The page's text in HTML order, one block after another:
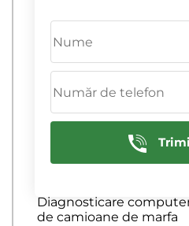
diagnosticare
Diagnosticare
Diagnosticare
de aprindere
Diagnosticare
Diagnosticare
de camioane de marfa